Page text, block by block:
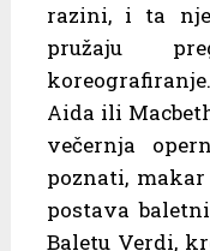
razini, i ta
pružaju
Aida ili
večernja
poznati,
postava
Baletu Verdi,